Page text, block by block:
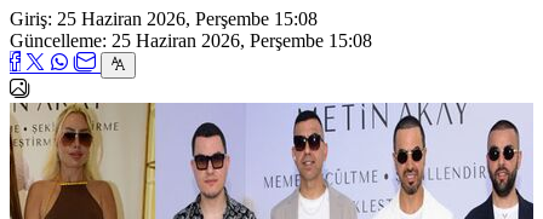
Giriş: 25 Haziran 2026, Perşembe 15:08
Güncelleme: 25 Haziran 2026, Perşembe 15:08